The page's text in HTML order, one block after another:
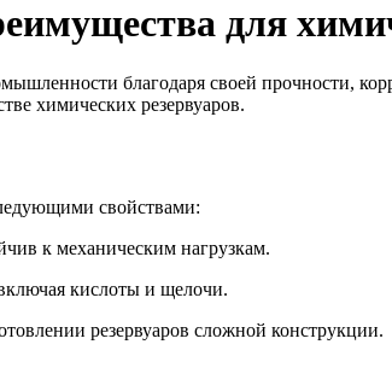
для
благодаря своей прочности,
химических резервуаров.
свойствами:
к механическим нагрузкам.
кислоты и щелочи.
резервуаров сложной конструкции.